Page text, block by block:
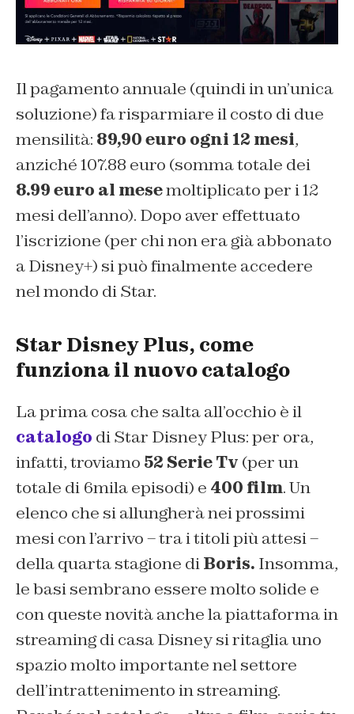
Il pagamento annuale (quindi in un’unica
soluzione) fa risparmiare il costo di due
mensilità: 89,90 euro ogni 12 mesi,
anziché 107.88 euro (somma totale dei
8.99 euro al mesemoltiplicato per i 12
mesi dell’anno). Dopo aver effettuato
l’iscrizione (per chi non era già abbonato
a Disney+) si può finalmente accedere
nel mondo di Star.
Star Disney Plus, come
funziona il nuovo catalogo
La prima cosa che salta all’occhio è il
catalogo di Star Disney Plus: per ora,
infatti, troviamo 52 Serie Tv (per un
totale di 6mila episodi) e 400 film. Un
elenco che si allungherà nei prossimi
mesi con l’arrivo – tra i titoli più attesi –
della quarta stagione diBoris. Insomma,
le basi sembrano essere molto solide e
con queste novità anche la piattaforma in
streaming di casa Disney si ritaglia uno
spazio molto importante nel settore
dell’intrattenimento in streaming.